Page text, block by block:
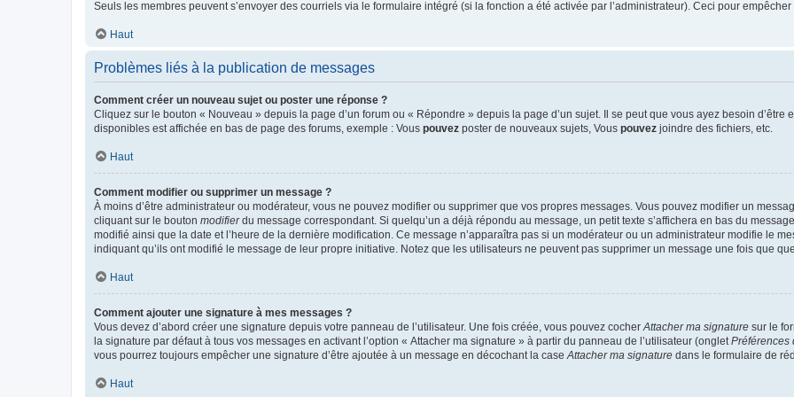
Seuls les membres peuvent s’envoyer des courriels via le formulaire intégré (si la fonction a été activée par l’administrateur). Ceci pour
Haut
Problèmes liés à la publication de messages
Comment créer un nouveau sujet ou poster une réponse ?
Cliquez sur le bouton « Nouveau » depuis la page d’un forum ou « Répondre » depuis la page d’un sujet. Il se peut que vous ayez besoin
disponibles est affichée en bas de page des forums, exemple : Vous pouvez poster de nouveaux sujets, Vous pouvez joindre des fichiers, etc.
Haut
Comment modifier ou supprimer un message ?
À moins d’être administrateur ou modérateur, vous ne pouvez modifier ou supprimer que vos propres messages. Vous pouvez modifier un
cliquant sur le bouton modifierdu message correspondant. Si quelqu’un a déjà répondu au message, un petit texte s’affichera en bas du
modifié ainsi que la date et l’heure de la dernière modification. Ce message n’apparaîtra pas si un modérateur ou un administrateur modifie le
indiquant qu’ils ont modifié le message de leur propre initiative. Notez que les utilisateurs ne peuvent pas supprimer un message une fois que
Haut
Comment ajouter une signature à mes messages ?
Vous devez d’abord créer une signature depuis votre panneau de l’utilisateur. Une fois créée, vous pouvez cocherAttacher ma signature sur le
la signature par défaut à tous vos messages en activant l’option « Attacher ma signature » à partir du panneau de l’utilisateur (ongletPréférences
vous pourrez toujours empêcher une signature d’être ajoutée à un message en décochant la caseAttacher ma signature dans le formulaire de
Haut